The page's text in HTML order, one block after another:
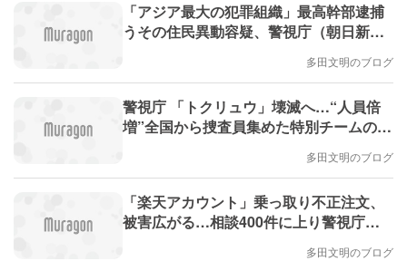
「アジア最大の犯罪組織」最高幹部逮捕
うその住民異動容疑、警視庁（朝日新
多田文明のブログ
警視庁 「トクリュウ」壊滅へ…“人員倍
増”全国から捜査員集めた特別チームの発
多田文明のブログ
「楽天アカウント」乗っ取り不正注文、
被害広がる…相談400件に上り警視庁が
多田文明のブログ